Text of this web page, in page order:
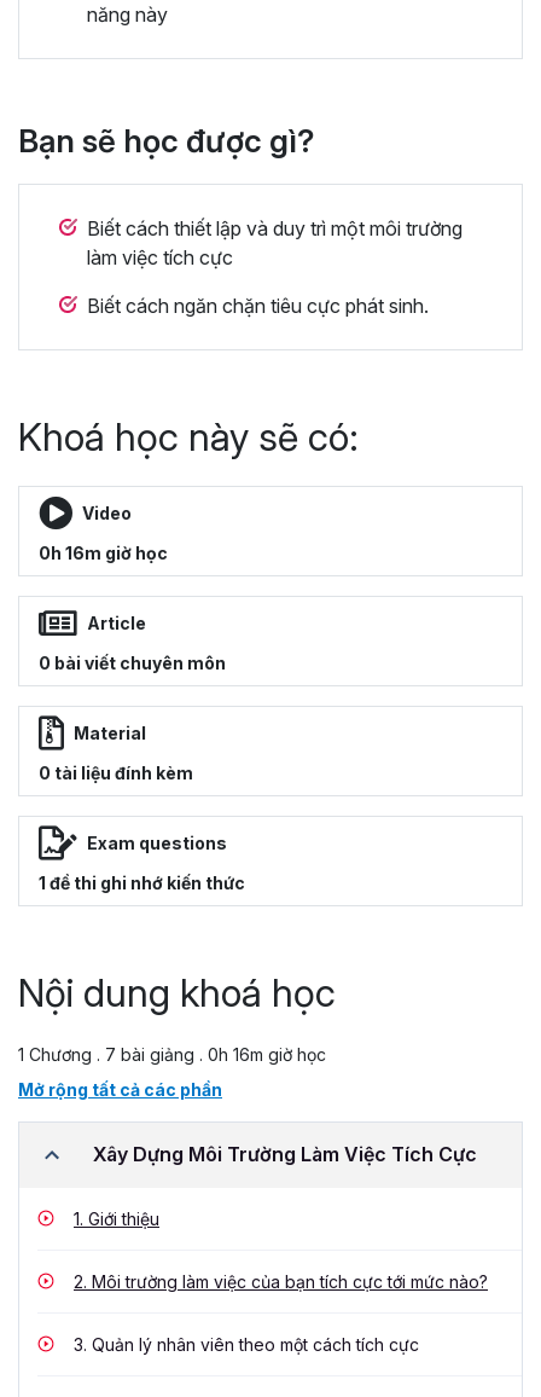
năng này
Bạn sẽ học được gì?
Biết cách thiết lập và duy trì một môi trường
làm việc tích cực
Biết cách ngăn chặn tiêu cực phát sinh.
Khoá học này sẽ có:
Video
0h 16m giờ học
Article
0 bài viết chuyên môn
Material
0 tài liệu đính kèm
Exam questions
1 đề thi ghi nhớ kiến thức
Nội dung khoá học
1 Chương . 7 bài giảng . 0h 16m giờ học
Mở rộng tất cả các phần
Xây Dựng Môi Trường Làm Việc Tích Cực
1. Giới thiệu
2. Môi trường làm việc của bạn tích cực tới mức nào?
3. Quản lý nhân viên theo một cách tích cực